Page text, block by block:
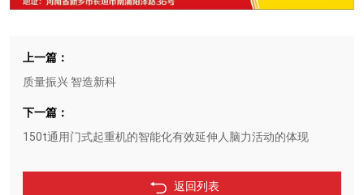
上一篇：
质量振兴 智造新科
下一篇：
150t通用门式起重机的智能化有效延伸人脑力活动的体现
返回列表